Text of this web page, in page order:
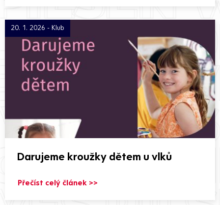
20. 1. 2026 - Klub
Darujeme kroužky dětem u vlků
Přečíst celý článek >>